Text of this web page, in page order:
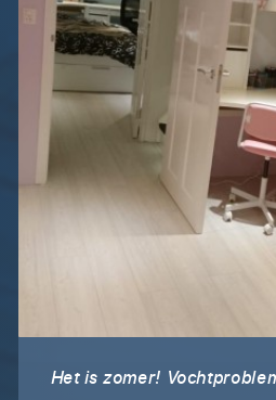
Het is zomer!